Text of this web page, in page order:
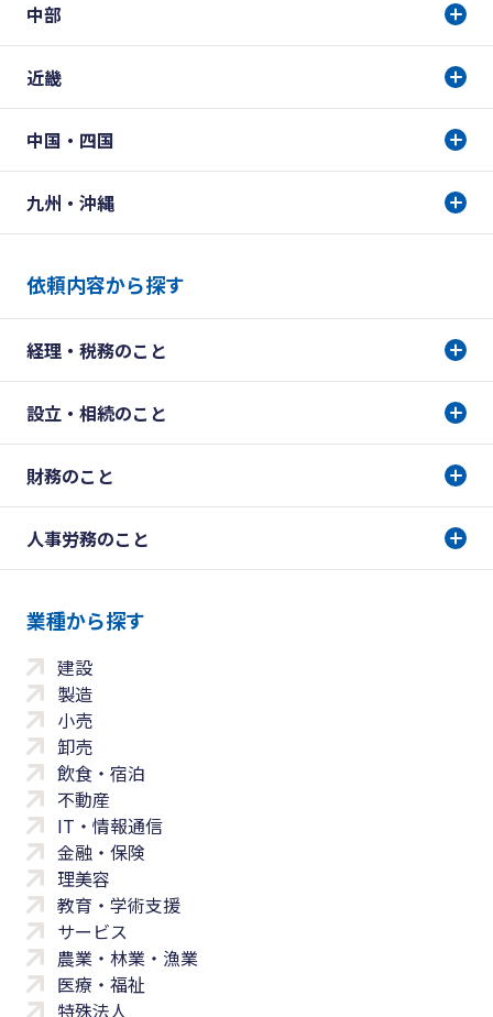
中部
近畿
中国・四国
九州・沖縄
依頼内容から探す
経理・税務のこと
設立・相続のこと
財務のこと
人事労務のこと
業種から探す
建設
製造
小売
卸売
飲食・宿泊
不動産
IT・情報通信
金融・保険
理美容
教育・学術支援
サービス
農業・林業・漁業
医療・福祉
特殊法人